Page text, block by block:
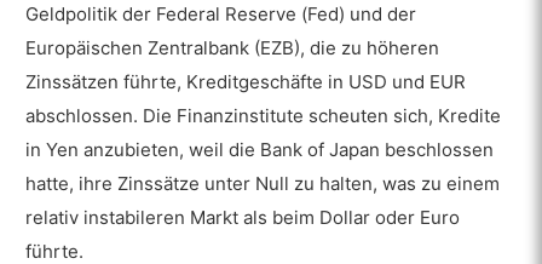
Geldpolitik der Federal Reserve (Fed) und der
Europäischen Zentralbank (EZB), die zu höheren
Zinssätzen führte, Kreditgeschäfte in USD und EUR
abschlossen. Die Finanzinstitute scheuten sich, Kredite
in Yen anzubieten, weil die Bank of Japan beschlossen
hatte, ihre Zinssätze unter Null zu halten, was zu einem
relativ instabileren Markt als beim Dollar oder Euro
führte.